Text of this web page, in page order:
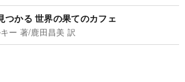
つかる 世界の果てのカフェ
ー 著/鹿田昌美 訳